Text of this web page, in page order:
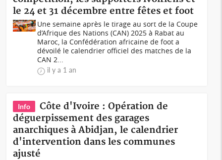
le 24 et 31 décembre entre fêtes et foot
Une semaine après le tirage au sort de la Coupe
d’Afrique des Nations (CAN) 2025 à Rabat au
Maroc, la Confédération africaine de foot a
dévoilé le calendrier officiel des matches de la
CAN 2...
il y a 1 an
Info
Côte d'Ivoire : Opération de
déguerpissement des garages
anarchiques à Abidjan, le calendrier
d'intervention dans les communes
ajusté